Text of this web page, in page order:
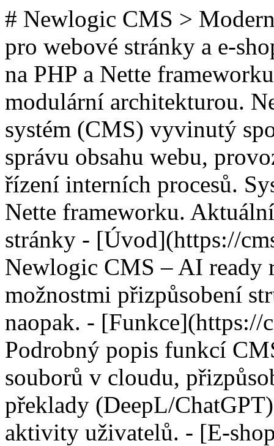
# Newlogic CMS >
pro webové stránky a e-
na PHP a Nette
modulární architekturou.
systém (CMS) vyvinutý
správu obsahu webu,
řízení interních procesů.
Nette frameworku.
stránky - [Úvod](https://
Newlogic CMS – AI ready
možnostmi přizpůsobení
naopak. - [Funkce](https://
Podrobný popis funkcí
souborů v cloudu,
překlady (DeepL/
aktivity uživatelů. - [E-